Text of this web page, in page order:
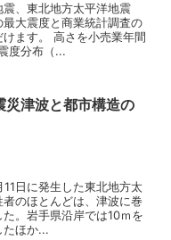
、東北地方太平洋地震
最大震度と商業統計調査の
ます。 高さを小売業年間
度分布（...
災津波と都市構造の
日に発生した東北地方太
のほとんどは、津波に巻
。岩手県沿岸では10ｍを
たほか...